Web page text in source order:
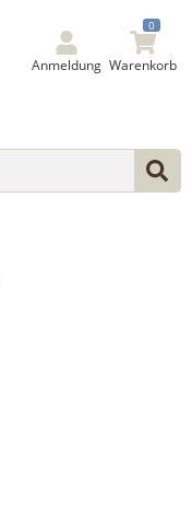
Anmeldung
0
Warenkorb